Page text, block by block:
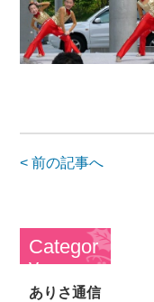
< 前の記事へ
Categor
y
ありさ通信